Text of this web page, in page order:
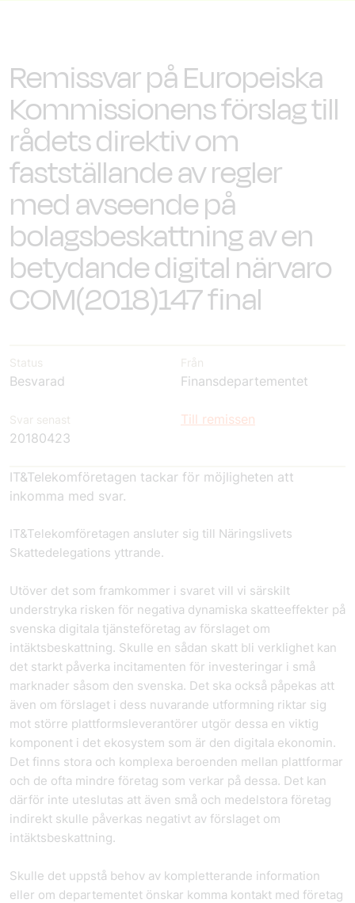
Remissvar på Europeiska
Kommissionens förslag till
rådets direktiv om
fastställande av regler
med avseende på
bolagsbeskattning av en
betydande digital närvaro
COM(2018)147 final
Status
Besvarad
Från
Finansdepartementet
Svar senast
20180423
Till remissen
IT&Telekomföretagen tackar för möjligheten att
inkomma med svar.
IT&Telekomföretagen ansluter sig till Näringslivets
Skattedelegations yttrande.
Utöver det som framkommer i svaret vill vi särskilt
understryka risken för negativa dynamiska skatteeffekter på
svenska digitala tjänsteföretag av förslaget om
intäktsbeskattning. Skulle en sådan skatt bli verklighet kan
det starkt påverka incitamenten för investeringar i små
marknader såsom den svenska. Det ska också påpekas att
även om förslaget i dess nuvarande utformning riktar sig
mot större plattformsleverantörer utgör dessa en viktig
komponent i det ekosystem som är den digitala ekonomin.
Det finns stora och komplexa beroenden mellan plattformar
och de ofta mindre företag som verkar på dessa. Det kan
därför inte uteslutas att även små och medelstora företag
indirekt skulle påverkas negativt av förslaget om
intäktsbeskattning.
Skulle det uppstå behov av kompletterande information
eller om departementet önskar komma kontakt med företag